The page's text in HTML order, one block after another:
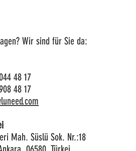
Wir sind für Sie da:
48 17
48 17
Mah. Süslü Sok. Nr.:18